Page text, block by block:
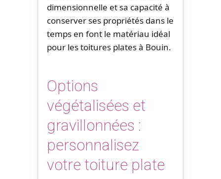
dimensionnelle et sa capacité à
conserver ses propriétés dans le
temps en font le matériau idéal
pour les toitures plates à Bouin.
Options
végétalisées et
gravillonnées :
personnalisez
votre toiture plate